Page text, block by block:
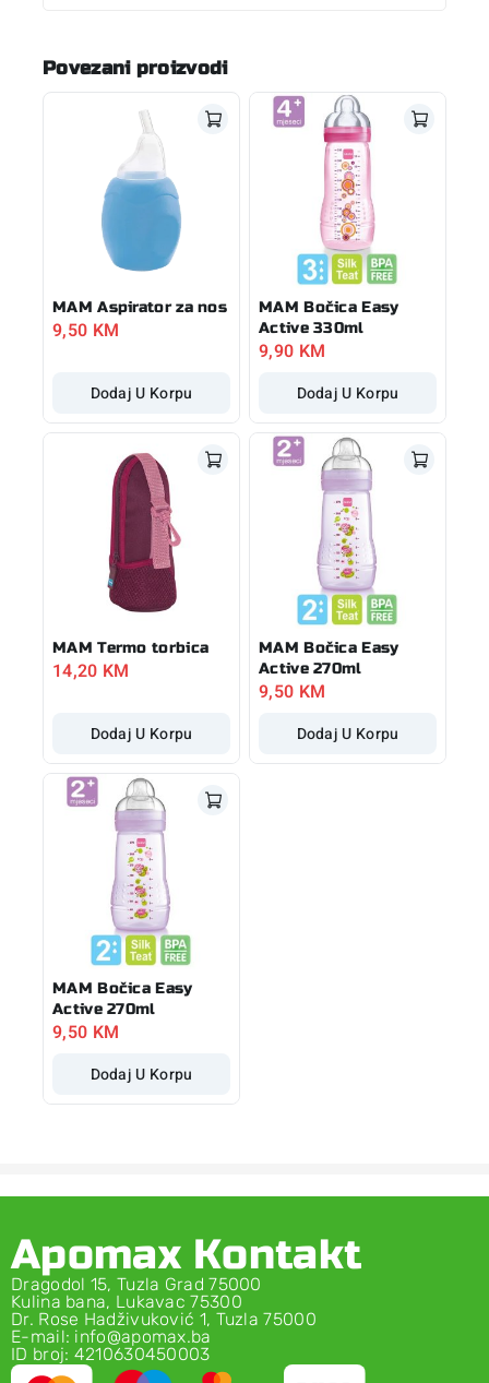
Povezani proizvodi
MAM Aspirator za nos
9,50 KM
Dodaj U Korpu
MAM Bočica Easy
Active 330ml
9,90 KM
Dodaj U Korpu
MAM Termo torbica
14,20 KM
Dodaj U Korpu
MAM Bočica Easy
Active 270ml
9,50 KM
Dodaj U Korpu
MAM Bočica Easy
Active 270ml
9,50 KM
Dodaj U Korpu
Apomax Kontakt
Dragodol 15, Tuzla Grad 75000
Kulina bana, Lukavac 75300
Dr. Rose Hadživuković 1, Tuzla 75000
E-mail: info@apomax.ba
ID broj: 4210630450003